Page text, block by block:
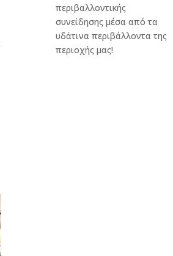
περιβαλλοντικής
συνείδησης μέσα από τα
υδάτινα περιβάλλοντα της
περιοχής μας!